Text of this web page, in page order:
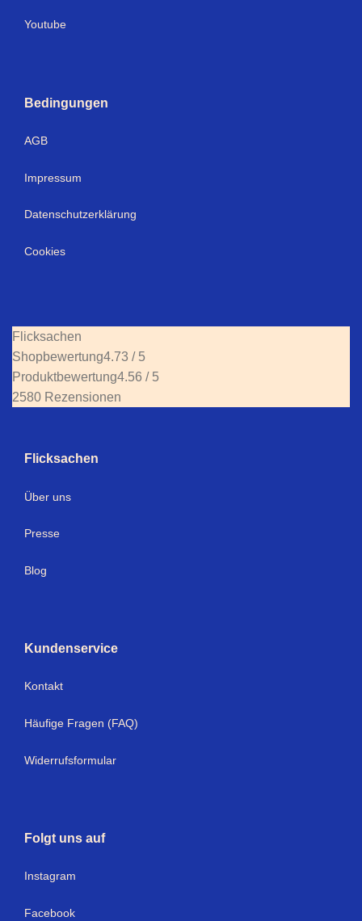
Youtube
Bedingungen
AGB
Impressum
Datenschutzerklärung
Cookies
Flicksachen
Shopbewertung4.73 / 5
Produktbewertung4.56 / 5
2580 Rezensionen
Flicksachen
Über uns
Presse
Blog
Kundenservice
Kontakt
Häufige Fragen (FAQ)
Widerrufsformular
Folgt uns auf
Instagram
Facebook